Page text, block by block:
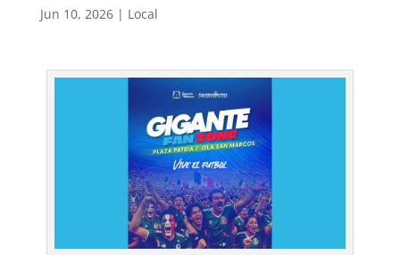
Jun 10, 2026| Local